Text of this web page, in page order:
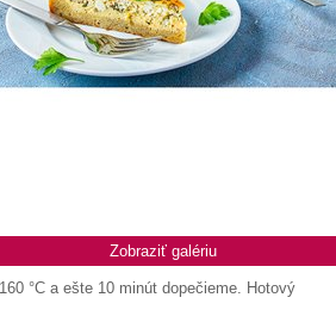
Zobraziť galériu
°C a ešte 10 minút dopečieme. Hotový